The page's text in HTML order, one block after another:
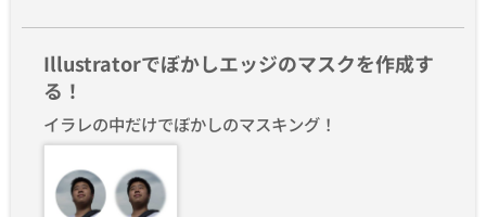
Illustratorでぼかしエッジのマスクを作成す
る！
イラレの中だけでぼかしのマスキング！